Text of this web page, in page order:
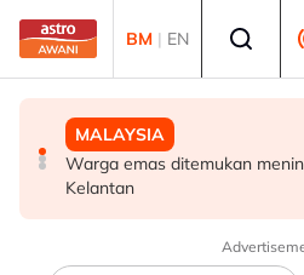
Skip to main content
BM | EN
MALAYSIA
Warga emas ditemukan
Kelantan
MALAYSIA
Jenazah tiga anggota polis
untuk bedah siasat
MALAYSIA
Ismail Sabri dimasukkan ke
dijalankan di hospital